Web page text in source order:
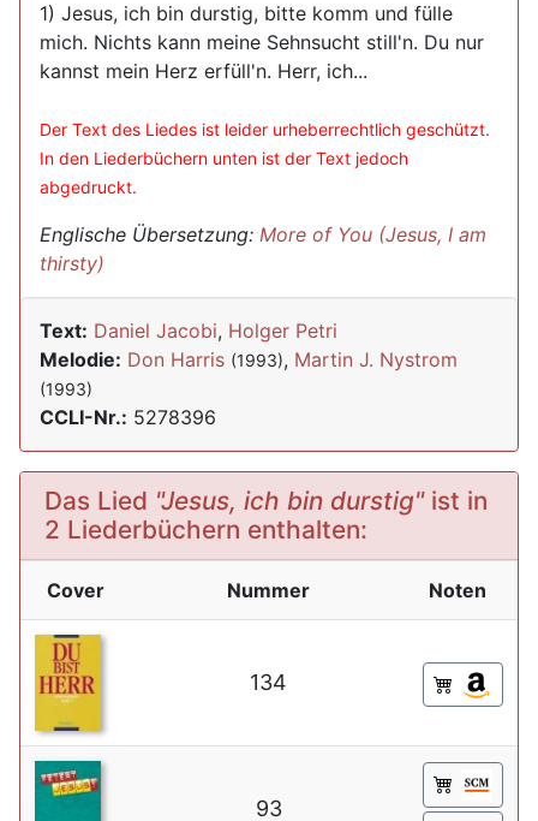
1) Jesus, ich bin durstig, bitte komm und fülle
mich. Nichts kann meine Sehnsucht still'n. Du nur
kannst mein Herz erfüll'n. Herr, ich...
Der Text des Liedes ist leider urheberrechtlich geschützt.
In den Liederbüchern unten ist der Text jedoch
abgedruckt.
Englische Übersetzung: More of You (Jesus, I am
thirsty)
Text: Daniel Jacobi, Holger Petri
Melodie: Don Harris (1993), Martin J. Nystrom
(1993)
CCLI-Nr.: 5278396
Das Lied "Jesus, ich bin durstig"ist in
2 Liederbüchern enthalten:
Cover Nummer Noten
134
93